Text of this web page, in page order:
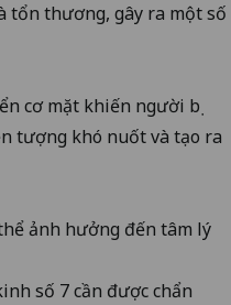
tổn thương, gây ra một số
cơ mặt khiến người bị
tượng khó nuốt và tạo ra
ảnh hưởng đến tâm lý
số 7 cần được chẩn